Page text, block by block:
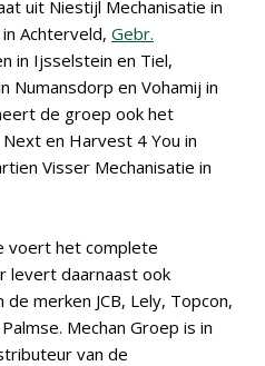
uit Niestijl Mechanisatie in
Achterveld, Gebr.
in Ijsselstein en Tiel,
Numansdorp en Vohamij in
de groep ook het
en Harvest 4 You in
Visser Mechanisatie in
voert het complete
levert daarnaast ook
merken JCB, Lely, Topcon,
Mechan Groep is in
van de